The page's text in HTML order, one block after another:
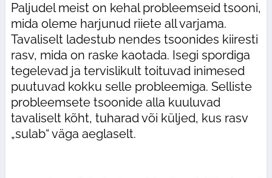
Paljudel meist on kehal probleemseid tsooni,
mida oleme harjunud riiete all varjama.
Tavaliselt ladestub nendes tsoonides kiiresti
rasv, mida on raske kaotada. Isegi spordiga
tegelevad ja tervislikult toituvad inimesed
puutuvad kokku selle probleemiga. Selliste
probleemsete tsoonide alla kuuluvad
tavaliselt kõht, tuharad või küljed, kus rasv
„sulab“ väga aeglaselt.